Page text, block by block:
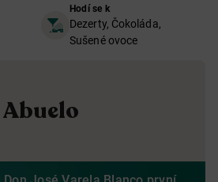
Hodí se k
Dezerty, Čokoláda,
Sušené ovoce
Abuelo